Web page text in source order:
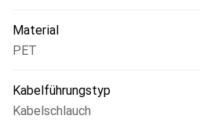
Material
PET
Kabelführungstyp
Kabelschlauch